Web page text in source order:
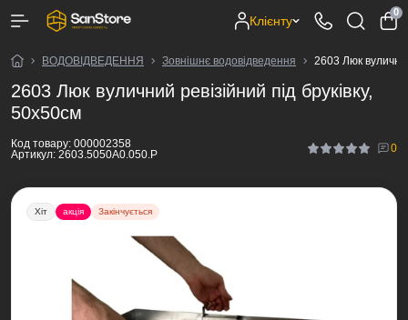
Клієнту
0
ВОДОВІДВЕДЕННЯ Зовнішнє водовідведення 2603 Люк
2603 Люк вуличний ревізійний під бруківку,
50х50см
Код товару: 000002358
Артикул: 2603.5050А0.050.Р 0
Хіт акція Закінчується